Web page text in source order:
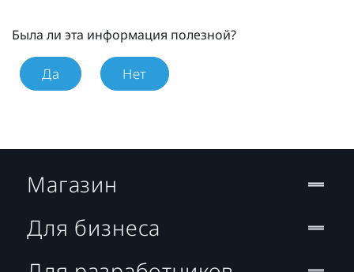
Была ли эта информация полезной?
Да Нет
Магазин
Для бизнеса